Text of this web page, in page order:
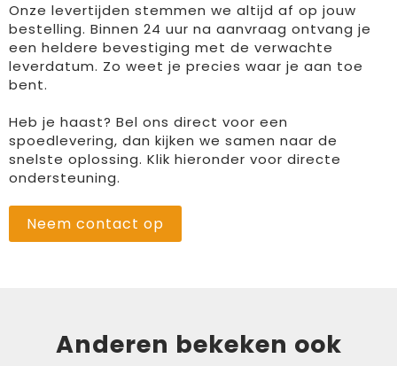
Onze levertijden stemmen we altijd af op jouw
bestelling. Binnen 24 uur na aanvraag ontvang je
een heldere bevestiging met de verwachte
leverdatum. Zo weet je precies waar je aan toe
bent.
Heb je haast? Bel ons direct voor een
spoedlevering, dan kijken we samen naar de
snelste oplossing. Klik hieronder voor directe
ondersteuning.
Neem contact op
Anderen bekeken ook